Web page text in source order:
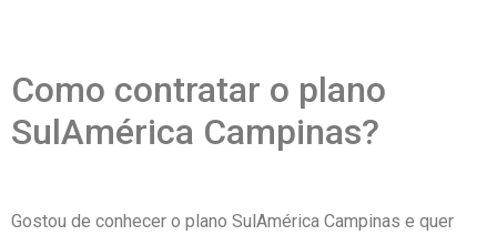
Como contratar o plano
SulAmérica Campinas?
Gostou de conhecer o plano SulAmérica Campinas e quer